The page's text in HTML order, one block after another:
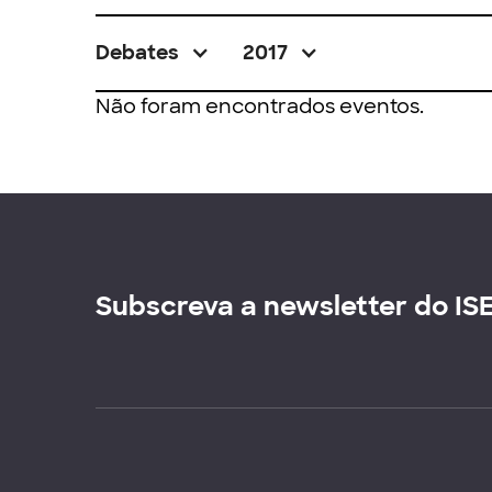
Debates 2017
Não foram encontrados eventos.
Subscreva a newsletter do